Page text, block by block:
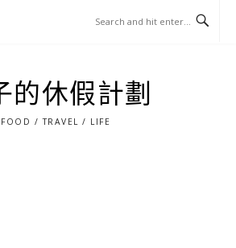
的休假計劃
FOOD / TRAVEL / LIFE